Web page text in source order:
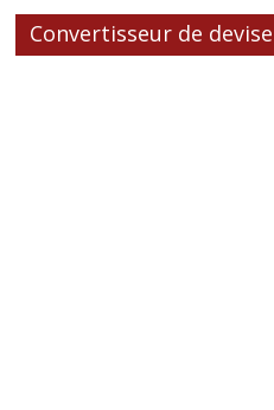
Convertisseur de devise